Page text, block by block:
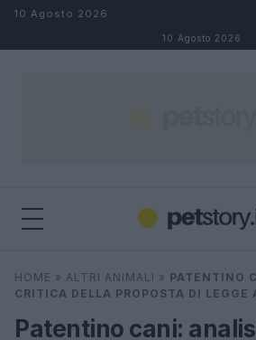
Salta al contenuto
10 Agosto 2026
10 Agosto 2026
Cerca
HOME » ALTRI ANIMALI » PATENTINO
CRITICA DELLA PROPOSTA DI LEGGE
Patentino cani: